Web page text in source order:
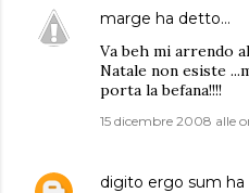
marge ha detto…
Va beh mi arrendo
Natale non esiste
porta la befana!!!!
15 dicembre 2008 alle
digito ergo sum